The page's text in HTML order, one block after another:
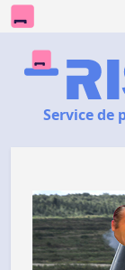
Service de